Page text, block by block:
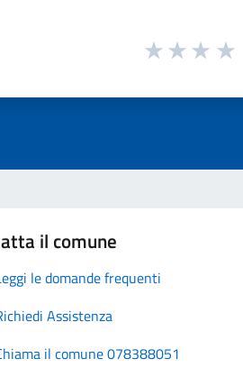
il comune
le domande frequenti
Assistenza
il comune 078388051